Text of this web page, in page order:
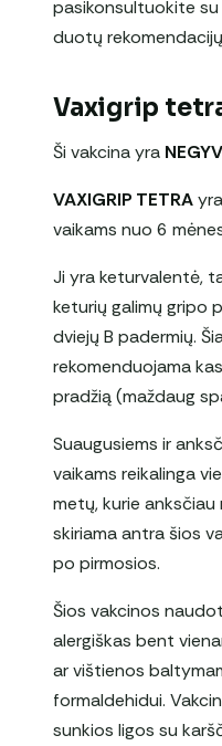
pasikonsultuokite
duotų
Vaxigrip
Ši vakcina yra
VAXIGRIP TETRA
vaikams nuo 6
Ji yra keturvalentė,
keturių galimų gripo
dviejų B padermių.
rekomenduojama
pradžią (maždaug
Suaugusiems ir
vaikams reikalinga
metų, kurie
skiriama antra šios
po pirmosios.
Šios vakcinos
alergiškas bent
ar vištienos
formaldehidui.
sunkios ligos su